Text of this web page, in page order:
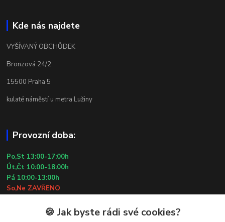
Kde nás najdete
VYŠÍVANÝ OBCHŮDEK
Bronzová 24/2
15500 Praha 5
kulaté náměstí u metra Lužiny
Provozní doba:
Po,St 13:00-17:00h
Út,Čt 10:00-18:00h
Pá 10:00-13:00h
So,Ne ZAVŘENO
🍪 Jak byste rádi své cookies?